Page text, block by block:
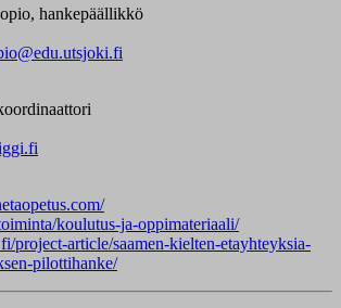
hankepäällikkö
koulutus-ja-oppimateriaali/
project-article/saamen-kielten-etayhteyksia-
pilottihanke/